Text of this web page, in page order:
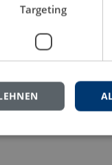
eine intakte
wenn
Targeting